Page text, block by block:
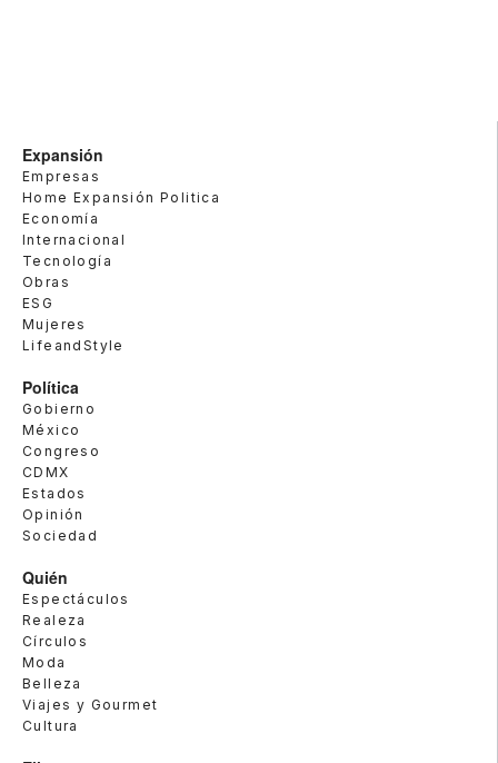
Expansión
Empresas
Home Expansión Politica
Economía
Internacional
Tecnología
Obras
ESG
Mujeres
LifeandStyle
Política
Gobierno
México
Congreso
CDMX
Estados
Opinión
Sociedad
Quién
Espectáculos
Realeza
Círculos
Moda
Belleza
Viajes y Gourmet
Cultura